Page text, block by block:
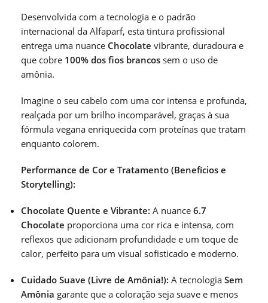
Desenvolvida com a tecnologia e o padrão
internacional da Alfaparf, esta tintura profissional
entrega uma nuance Chocolate vibrante, duradoura e
que cobre 100% dos fios brancos sem o uso de
amônia.
Imagine o seu cabelo com uma cor intensa e profunda,
realçada por um brilho incomparável, graças à sua
fórmula vegana enriquecida com proteínas que tratam
enquanto colorem.
Performance de Cor e Tratamento (Benefícios e
Storytelling):
Chocolate Quente e Vibrante: A nuance 6.7
Chocolate proporciona uma cor rica e intensa, com
reflexos que adicionam profundidade e um toque de
calor, perfeito para um visual sofisticado e moderno.
Cuidado Suave (Livre de Amônia!): A tecnologia Sem
Amônia garante que a coloração seja suave e menos